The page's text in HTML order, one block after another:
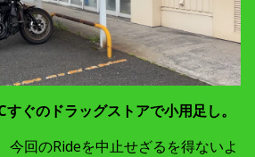
ぐのドラッグストアで小用足し。
今回のRideを中止せざるを得ないよ